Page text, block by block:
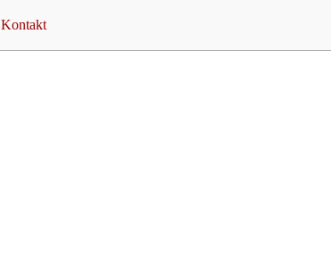
Kontakt
Unverbindliche Anfrage